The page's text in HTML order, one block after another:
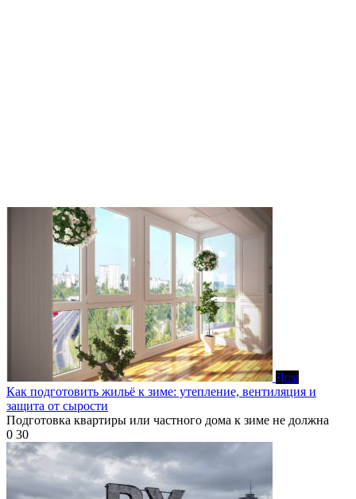
Дом
Как подготовить жильё к зиме: утепление, вентиляция и
защита от сырости
Подготовка квартиры или частного дома к зиме не должна
0 30